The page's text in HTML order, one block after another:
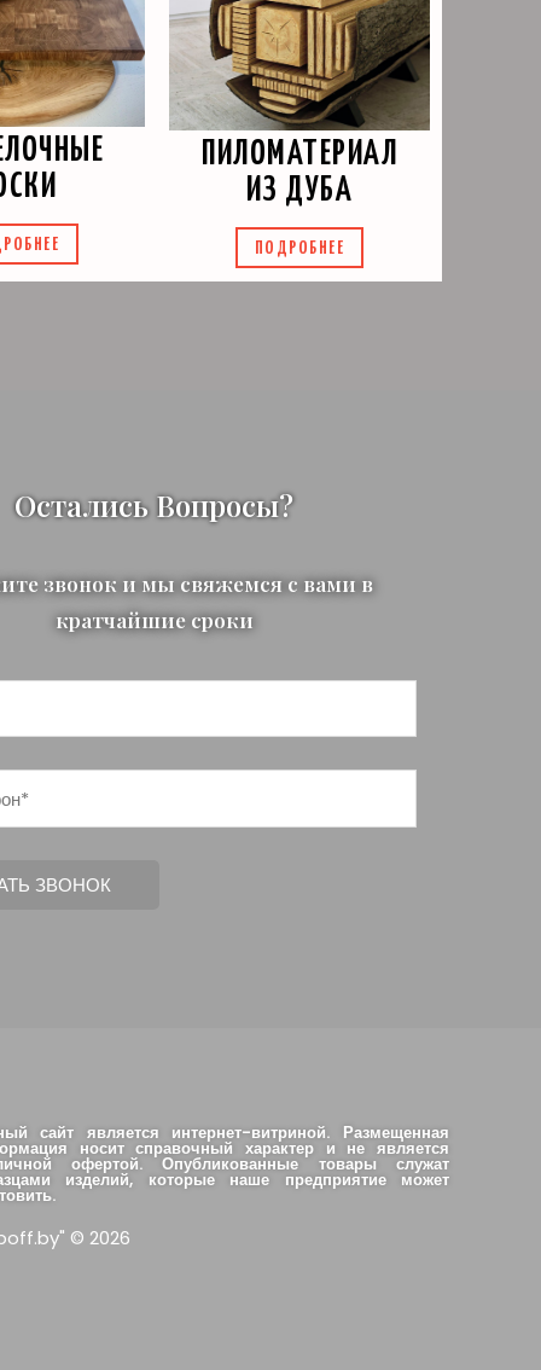
ПИЛОМАТЕРИАЛ
ИЗ ДУБА
ПОДРОБНЕЕ
Остались Вопросы?
звонок и мы свяжемся с вами в
кратчайшие сроки
сайт является интернет-витриной. Размещенная
носит справочный характер и не является
офертой. Опубликованные товары служат
изделий, которые наше предприятие может
© 2026